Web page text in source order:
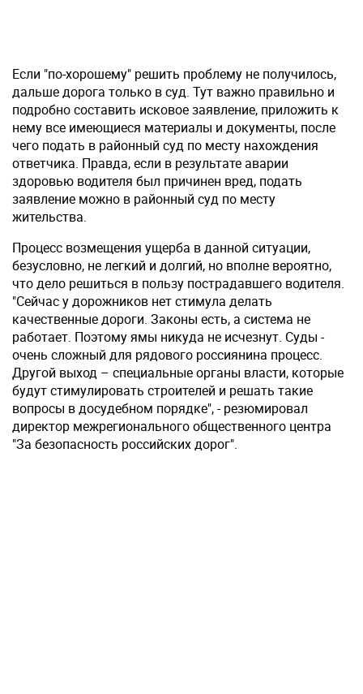
Если "по-хорошему" решить проблему не получилось,
дальше дорога только в суд. Тут важно правильно и
подробно составить исковое заявление, приложить к
нему все имеющиеся материалы и документы, после
чего подать в районный суд по месту нахождения
ответчика. Правда, если в результате аварии
здоровью водителя был причинен вред, подать
заявление можно в районный суд по месту
жительства.
Процесс возмещения ущерба в данной ситуации,
безусловно, не легкий и долгий, но вполне вероятно,
что дело решиться в пользу пострадавшего водителя.
"Сейчас у дорожников нет стимула делать
качественные дороги. Законы есть, а система не
работает. Поэтому ямы никуда не исчезнут. Суды -
очень сложный для рядового россиянина процесс.
Другой выход – специальные органы власти, которые
будут стимулировать строителей и решать такие
вопросы в досудебном порядке", - резюмировал
директор межрегионального общественного центра
"За безопасность российских дорог".